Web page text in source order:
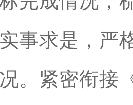
事求是，严
。紧密衔接